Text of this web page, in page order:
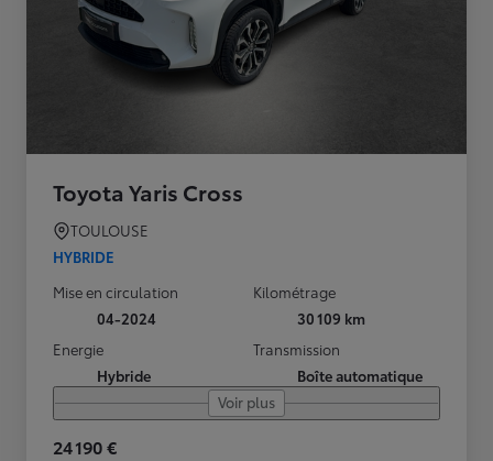
Toyota Yaris Cross
TOULOUSE
HYBRIDE
Mise en circulation
04-2024
Kilométrage
30 109 km
Energie
Hybride
Transmission
Boîte automatique
Voir plus
24 190 €